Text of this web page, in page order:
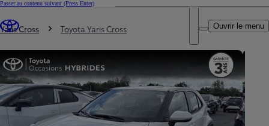
Passer au contenu suivant (Press Enter)
Trouvez un partenaire Toyota
DEALER NAME
Ouvrir le menu
Vous êtes ici
Yaris Cross Toyota Yaris Cross